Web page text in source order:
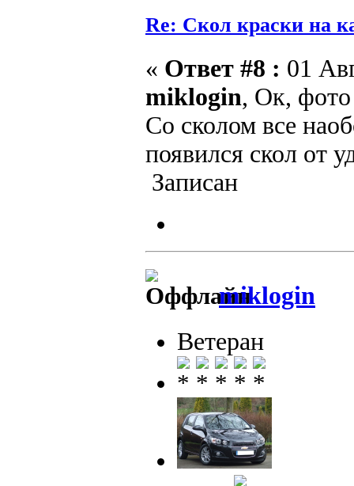
Re: Скол краски на
« Ответ #8 : 01
miklogin, Ок, фото
Со сколом все
появился скол от
Записан
miklogin
Ветеран